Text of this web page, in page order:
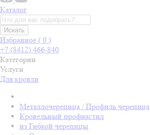
Каталог
Искать
Избранное ( 0 )
+7 (8412) 466-840
Категории
Услуги
Для кровли
Металлочерепица / Профиль черепица
Кровельный профнастил
из Гибкой черепицы